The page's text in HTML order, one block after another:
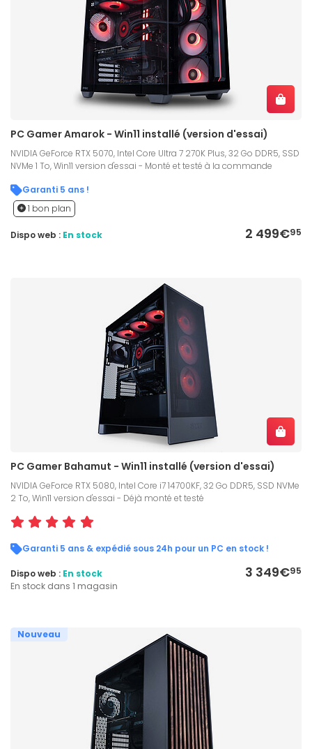
PC Gamer Amarok - Win11 installé (version d'essai)
NVIDIA GeForce RTX 5070, Intel Core Ultra 7 270K Plus, 32 Go DDR5, SSD
NVMe 1 To, Win11 version d'essai - Monté et testé à la commande
Garanti 5 ans !
1 bon plan
2 499€95
Dispo web : En stock
PC Gamer Bahamut - Win11 installé (version d'essai)
NVIDIA GeForce RTX 5080, Intel Core i7 14700KF, 32 Go DDR5, SSD NVMe
2 To, Win11 version d'essai - Déjà monté et testé
Garanti 5 ans & expédié sous 24h pour un PC en stock !
3 349€95
Dispo web : En stock
En stock dans 1 magasin
Nouveau